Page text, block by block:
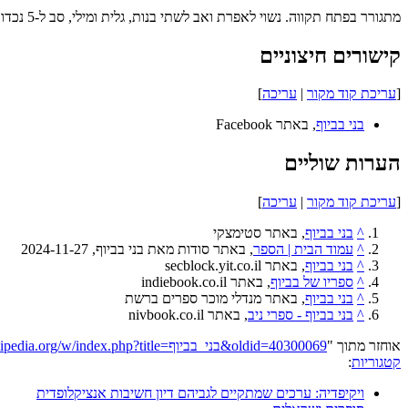
מתגורר בפתח תקווה. נשוי לאפרת ואב לשתי בנות, גלית ומילי, סב ל-5 נכדות.
קישורים חיצוניים
[עריכת קוד מקור | עריכה]
בני בביוף, באתר Facebook
הערות שוליים
[עריכת קוד מקור | עריכה]
^ בני בביוף, באתר סטימצקי
^ עמוד הבית | הספר, באתר סודות מאת בני בביוף, ‏2024-11-27
^ בני בביוף, באתר secblock.yit.co.il
^ ספריו של בביוף, באתר indiebook.co.il
^ בני בביוף, באתר מנדלי מוכר ספרים ברשת
^ בני בביוף - ספרי ניב, באתר nivbook.co.il
אוחזר מתוך "https://he.wikipedia.org/w/index.php?title=בני_בביוף&oldid=40300069
קטגוריות:
ויקיפדיה: ערכים שמתקיים לגביהם דיון חשיבות אנציקלופדית